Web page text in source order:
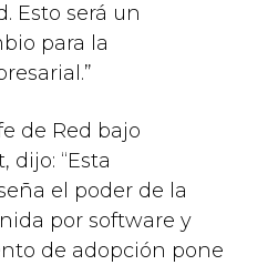
Esto será un
para la
de Red bajo
dijo: “Esta
el poder de la
por software y
de adopción pone